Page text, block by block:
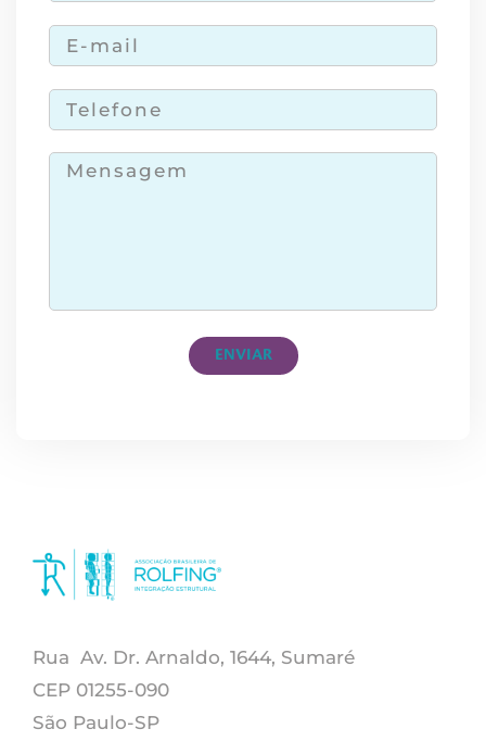
ENVIAR
Rua Av. Dr. Arnaldo, 1644, Sumaré
CEP 01255-090
São Paulo-SP